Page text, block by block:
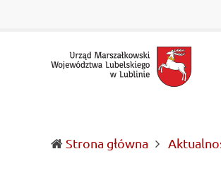
Województwa
Lubelskiego
wojewódzkich
LubelszczyźnieStrona główna